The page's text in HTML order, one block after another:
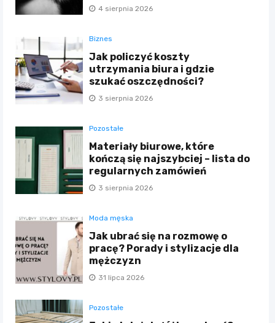
4 sierpnia 2026
Biznes
Jak policzyć koszty
utrzymania biura i gdzie
szukać oszczędności?
3 sierpnia 2026
Pozostałe
Materiały biurowe, które
kończą się najszybciej – lista do
regularnych zamówień
3 sierpnia 2026
Moda męska
Jak ubrać się na rozmowę o
pracę? Porady i stylizacje dla
mężczyzn
31 lipca 2026
Pozostałe